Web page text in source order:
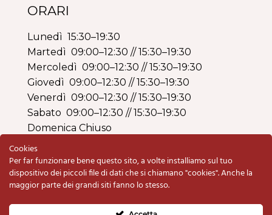
ORARI
Lunedì 15:30–19:30
Martedì 09:00–12:30 // 15:30–19:30
Mercoledì 09:00–12:30 // 15:30–19:30
Giovedì 09:00–12:30 // 15:30–19:30
Venerdì 09:00–12:30 // 15:30–19:30
Sabato 09:00–12:30 // 15:30–19:30
Domenica Chiuso
Copyright © 2020 Armeria BO di Schiavolin
Renzo & C. snc | P.IVA e C.F. 00333820280 |
Cookies
Per far funzionare bene questo sito, a volte installiamo sul tuo
dispositivo dei piccoli file di dati che si chiamano "cookies". Anche la
maggior parte dei grandi siti fanno lo stesso.